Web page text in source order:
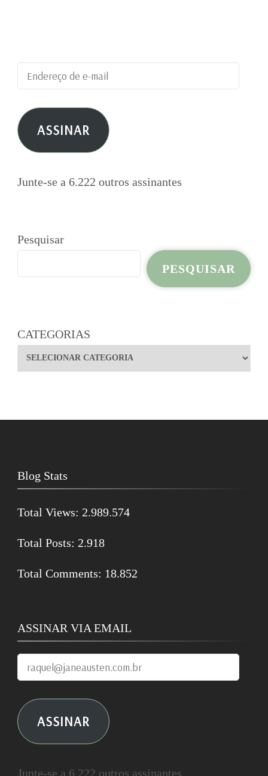
Endereço
de
e-
mail ASSINAR
Junte-se a 6.222 outros assinantes
Pesquisar
PESQUISAR
CATEGORIAS
Blog Stats
Total Views: 2.989.574
Total Posts: 2.918
Total Comments: 18.852
ASSINAR VIA EMAIL
raquel@janeausten.com.br
ASSINAR
Junte-se a 6.222 outros assinantes